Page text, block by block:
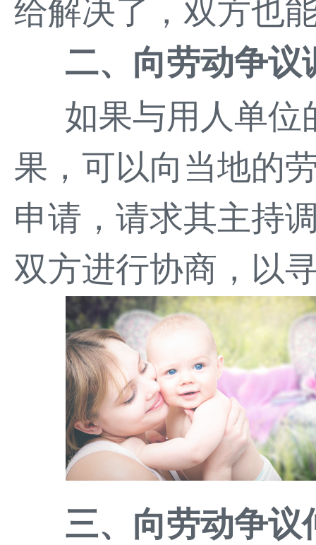
给解决了，双方也
二、向劳动争议
如果与用人单位
果，可以向当地的
申请，请求其主持
双方进行协商，以
三、向劳动争议